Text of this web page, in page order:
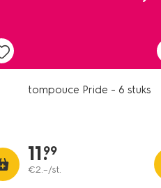
tompouce Pride - 6 stuks
11.
99
€2.–/st.